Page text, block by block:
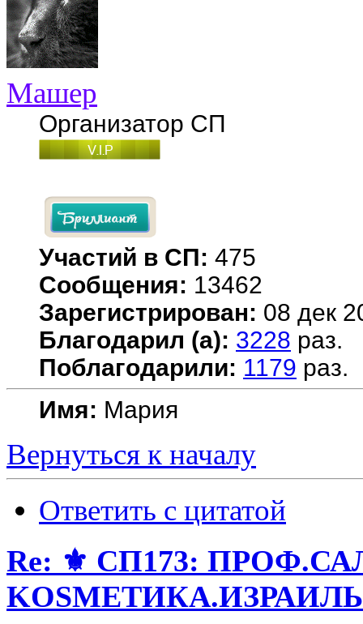
Машер
Организатор СП
Участий в СП: 475
Сообщения: 13462
Зарегистрирован: 08 дек
Благодарил (а): 3228 раз.
Поблагодарили: 1179 раз.
Имя: Мария
Вернуться к началу
Ответить с цитатой
Re: ⚜️ СП173:
KОSMЕТИКA.ИЗРАИЛЬ!